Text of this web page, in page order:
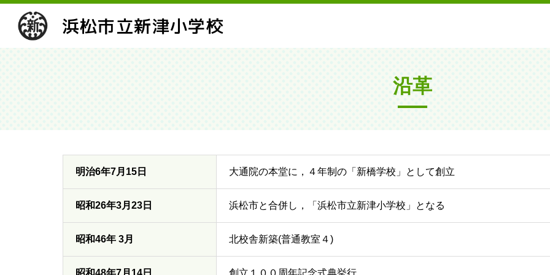
浜松市立新津小学校
沿革
明治6年7月15日 大通院の本堂に，４年制の「新橋学校」として創立
昭和26年3月23日 浜松市と合併し，「浜松市立新津小学校」となる
昭和46年 3月 北校舎新築(普通教室４)
昭和48年7月14日 創立１００周年記念式典挙行